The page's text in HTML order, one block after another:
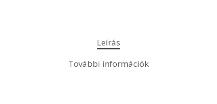
Leírás
További információk